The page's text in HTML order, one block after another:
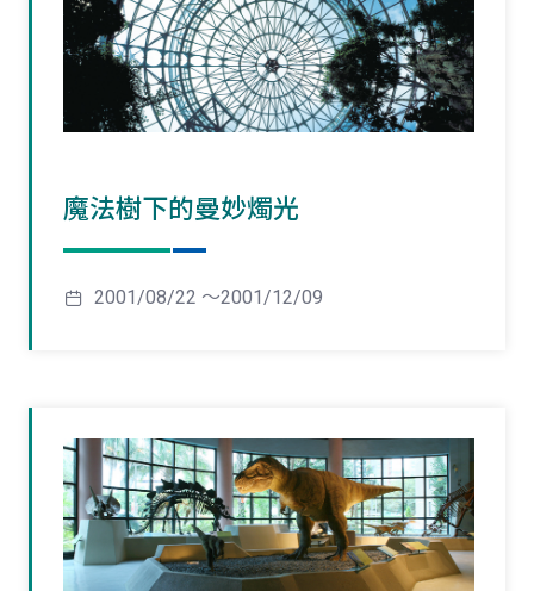
魔法樹下的曼妙燭光
2001/08/22 ～2001/12/09